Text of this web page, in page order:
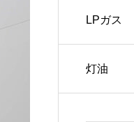
LPガス
灯油